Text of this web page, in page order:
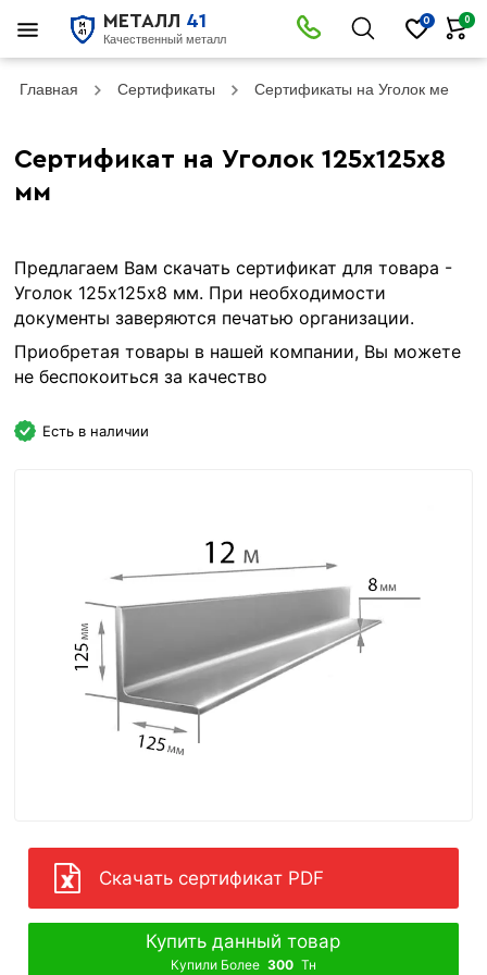
МЕТАЛЛ 41
Качественный металл
0 0
Главная Сертификаты Сертификаты на Уголок
Сертификат на Уголок 125х125х8
мм
Предлагаем Вам скачать сертификат для товара -
Уголок 125х125х8 мм. При необходимости
документы заверяются печатью организации.
Приобретая товары в нашей компании, Вы можете
не беспокоиться за качество
Есть в наличии
Скачать сертификат PDF
Купить данный товар
Купили Более 300 Тн